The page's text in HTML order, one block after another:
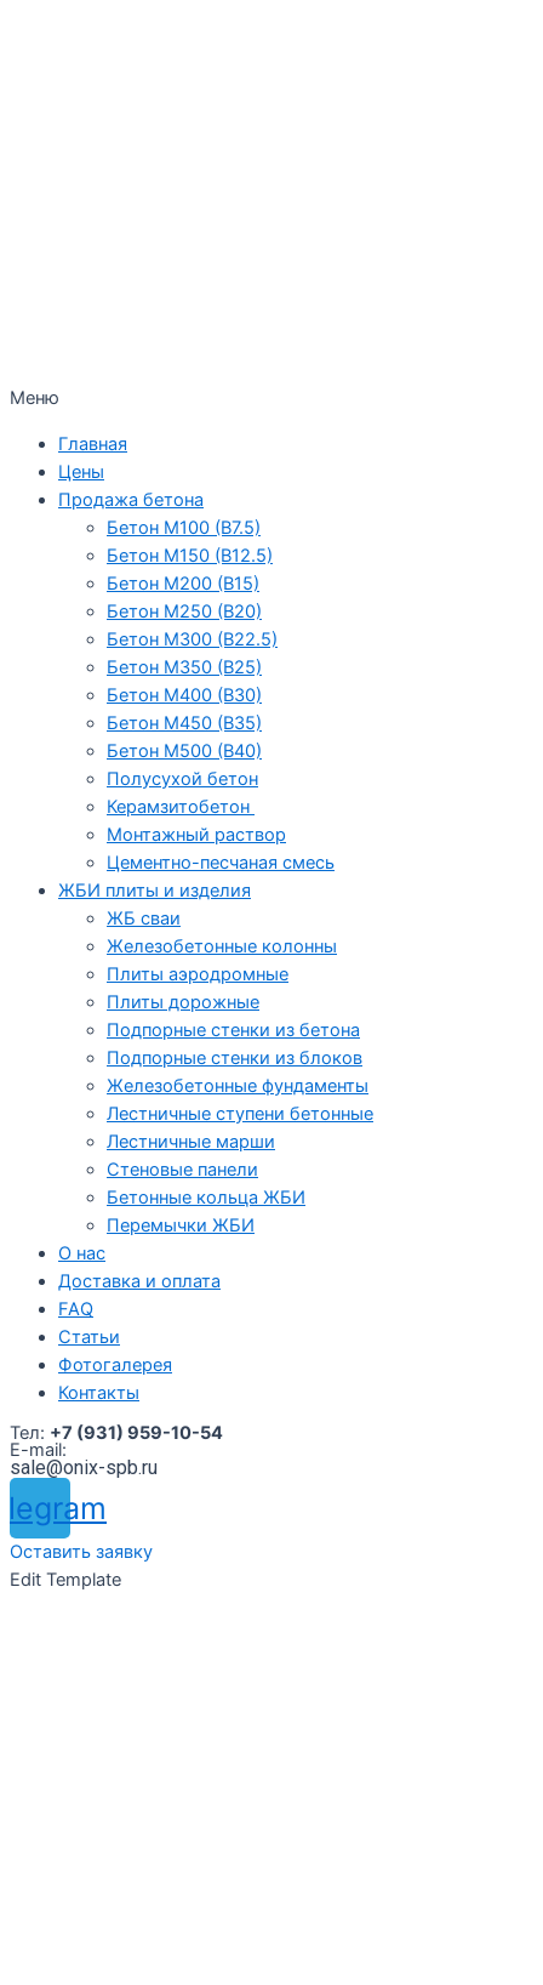
Меню
Главная
Цены
Продажа бетона
Бетон М100 (В7.5)
Бетон М150 (В12.5)
Бетон М200 (В15)
Бетон М250 (В20)
Бетон М300 (В22.5)
Бетон М350 (В25)
Бетон М400 (В30)
Бетон М450 (В35)
Бетон М500 (В40)
Полусухой бетон
Керамзитобетон
Монтажный раствор
Цементно-песчаная смесь
ЖБИ плиты и изделия
ЖБ сваи
Железобетонные колонны
Плиты аэродромные
Плиты дорожные
Подпорные стенки из бетона
Подпорные стенки из блоков
Железобетонные фундаменты
Лестничные ступени бетонные
Лестничные марши
Стеновые панели
Бетонные кольца ЖБИ
Перемычки ЖБИ
О нас
Доставка и оплата
FAQ
Статьи
Фотогалерея
Контакты
Тел: +7 (931) 959-10-54
E-mail:
sale@onix-spb.ru
Оставить заявку
Edit Template